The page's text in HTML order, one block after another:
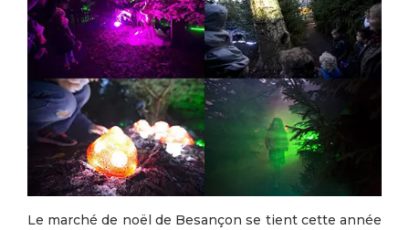
Le marché de noël de Besançon se tient cette année